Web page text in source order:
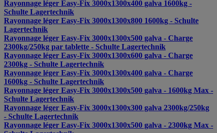
Rayonnage léger Easy-Fix 3000x1300x400 galva 1600kg -
Schulte Lagertechnik
Rayonnage léger Easy-Fix 3000x1300x800 1600kg - Schulte
Lagertechnik
Rayonnage léger Easy-Fix 3000x1300x500 galva - Charge
2300kg/250kg par tablette - Schulte Lagertechnik
Rayonnage léger Easy-Fix 3000x1300x600 galva - Charge
2300kg - Schulte Lagertechnik
Rayonnage léger Easy-Fix 3000x1300x400 galva - Charge
1600kg - Schulte Lagertechnik
Rayonnage léger Easy-Fix 3000x1300x500 galva - 1600kg Max -
Schulte Lagertechnik
Rayonnage léger Easy-Fix 3000x1300x300 galva 2300kg/250kg
- Schulte Lagertechnik
Rayonnage léger Easy-Fix 3000x1300x500 galva - 2300kg Max -